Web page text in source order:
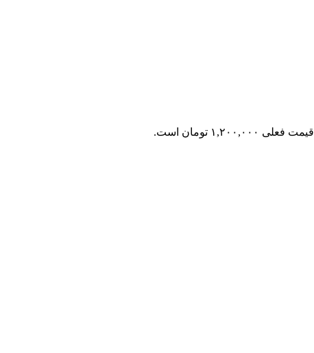
قیمت فعلی ۱,۲۰۰,۰۰۰ تومان است.